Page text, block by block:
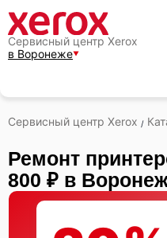
Сервисный центр Xerox
в Воронеже
Сервисный центр Xerox /
Ремонт
800 ₽ в